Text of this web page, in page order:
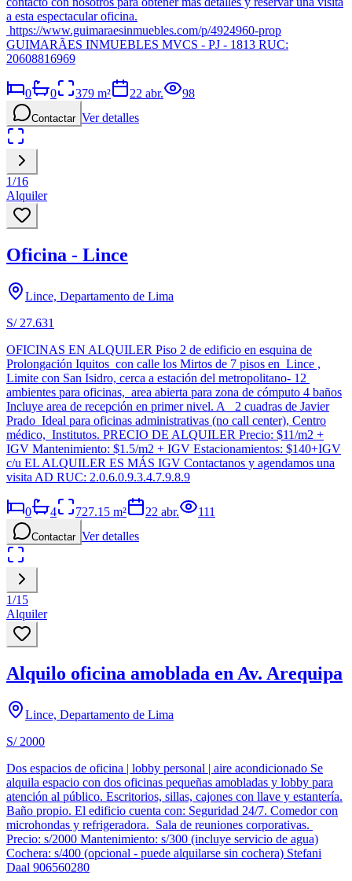
a esta espectacular oficina.
https://www.guimaraesinmuebles.com/p/4924960-prop
GUIMARÃES INMUEBLES MVCS - PJ - 1813 RUC:
20608816969
0 0 379 m² 22 abr. 98
Contactar Ver detalles
1/16
Alquiler
Oficina - Lince
Lince, Departamento de Lima
S/ 27.631
OFICINAS EN ALQUILER Piso 2 de edificio en esquina de
Prolongación Iquitos con calle los Mirtos de 7 pisos en Lince ,
Limite con San Isidro, cerca a estación del metropolitano- 12
ambientes para oficinas, area abierta para zona de cómputo 4 baños
Incluye area de recepción en primer nivel. A 2 cuadras de Javier
Prado Ideal para oficinas administrativas (no call center), Centro
médico, Institutos. PRECIO DE ALQUILER Precio: $11/m2 +
IGV Mantenimiento: $1.5/m2 + IGV Estacionamientos: $140+IGV
c/u EL ALQUILER ES MÁS IGV Contactanos y agendamos una
visita AD RUC: 2.0.6.0.9.3.4.7.9.8.9
0 4 727.15 m² 22 abr. 111
Contactar Ver detalles
1/15
Alquiler
Alquilo oficina amoblada en Av. Arequipa
Lince, Departamento de Lima
S/ 2000
Dos espacios de oficina | lobby personal | aire acondicionado Se
alquila espacio con dos oficinas pequeñas amobladas y lobby para
atención al público. Escritorios, sillas, cajones con llave y estantería.
Baño propio. El edificio cuenta con: Seguridad 24/7. Comedor con
microhondas y refrigeradora. Sala de reuniones corporativas.
Precio: s/2000 Mantenimiento: s/300 (incluye servicio de agua)
Cochera: s/400 (opcional - puede alquilarse sin cochera) Stefani
Daal 906560280